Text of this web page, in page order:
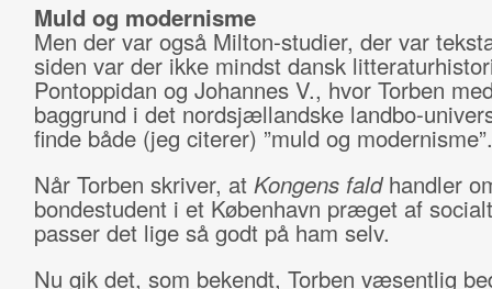
Muld og modernisme
Men der var også Milton-studier, der var
siden var der ikke mindst dansk
Pontoppidan og Johannes V., hvor Torben
baggrund i det nordsjællandske landbo-
finde både (jeg citerer) ”muld og modernisme”.
Når Torben skriver, at Kongens faldhandler
bondestudent i et København præget af
passer det lige så godt på ham selv.
Nu gik det, som bekendt, Torben væsentlig